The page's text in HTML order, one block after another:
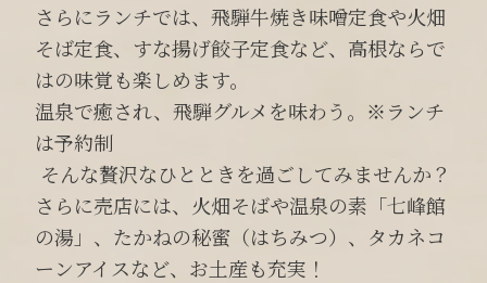
さらにランチでは、飛騨牛焼き味噌定食や火畑
そば定食、すな揚げ餃子定食など、高根ならで
はの味覚も楽しめます。
温泉で癒され、飛騨グルメを味わう。※ランチ
は予約制
そんな贅沢なひとときを過ごしてみませんか？
さらに売店には、火畑そばや温泉の素「七峰館
の湯」、たかねの秘蜜（はちみつ）、タカネコ
ーンアイスなど、お土産も充実！